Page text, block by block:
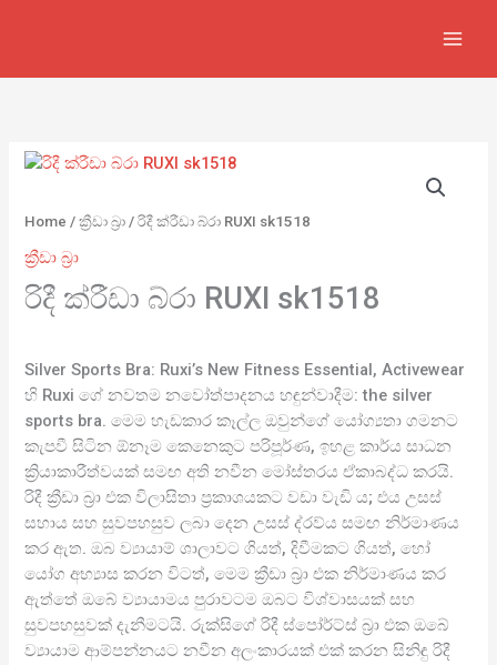
Home /ක්‍රීඩා බ්‍රා / රිදී ක්රීඩා බ්රා RUXI sk1518
ක්‍රීඩා බ්‍රා
රිදී ක්රීඩා බ්රා RUXI sk1518
Silver Sports Bra: Ruxi’s New Fitness Essential, Activewear
හි Ruxi ගේ නවතම නවෝත්පාදනය හඳුන්වාදීම: the silver
sports bra. මෙම හැඩකාර කෑල්ල ඔවුන්ගේ යෝග්‍යතා ගමනට
කැපවී සිටින ඕනෑම කෙනෙකුට පරිපූර්ණ, ඉහළ කාර්ය සාධන
ක්‍රියාකාරීත්වයක් සමඟ අති නවීන මෝස්තරය ඒකාබද්ධ කරයි.
රිදී ක්‍රීඩා බ්‍රා එක විලාසිතා ප්‍රකාශයකට වඩා වැඩි ය; එය උසස්
සහාය සහ සුවපහසුව ලබා දෙන උසස් ද්රව්ය සමඟ නිර්මාණය
කර ඇත. ඔබ ව්‍යායාම් ශාලාවට ගියත්, දිවීමකට ගියත්, හෝ
යෝග අභ්‍යාස කරන විටත්, මෙම ක්‍රීඩා බ්‍රා එක නිර්මාණය කර
ඇත්තේ ඔබේ ව්‍යායාමය පුරාවටම ඔබට විශ්වාසයක් සහ
සුවපහසුවක් දැනීමටයි. රුක්සිගේ රිදී ස්පෝර්ට්ස් බ්‍රා එක ඔබේ
ව්‍යායාම ආම්පන්නයට නවීන අලංකාරයක් එක් කරන සිනිඳු රිදී